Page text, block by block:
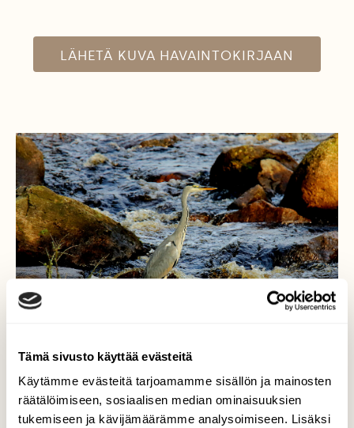
Tämä sivusto käyttää evästeitä
Käytämme evästeitä tarjoamamme sisällön ja mainosten
räätälöimiseen, sosiaalisen median ominaisuuksien
tukemiseen ja kävijämäärämme analysoimiseen. Lisäksi
LÄHETÄ KUVA HAVAINTOKIRJAAN